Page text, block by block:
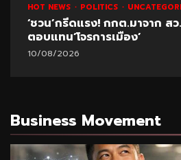
HOT NEWS POLITICS
‘ชวน’กรีดแรง! กกต.มาจาก ส
ตอบแทน‘โจรการเมือง’
10/08/2026
Business Movement